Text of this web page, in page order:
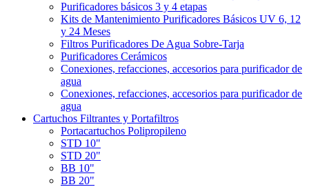
Purificadores básicos 3 y 4 etapas
Kits de Mantenimiento Purificadores Básicos UV 6, 12
y 24 Meses
Filtros Purificadores De Agua Sobre-Tarja
Purificadores Cerámicos
Conexiones, refacciones, accesorios para purificador de
agua
Conexiones, refacciones, accesorios para purificador de
agua
Cartuchos Filtrantes y Portafiltros
Portacartuchos Polipropileno
STD 10"
STD 20"
BB 10"
BB 20"